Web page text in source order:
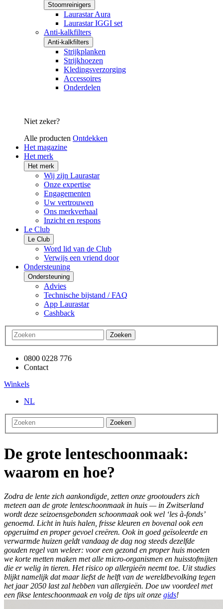
Stoomreinigers
Laurastar Aura
Laurastar IGGI set
Anti-kalkfilters
Anti-kalkfilters
Strijkplanken
Strijkhoezen
Kledingsverzorging
Accessoires
Onderdelen
Niet zeker?
Alle producten Ontdekken
Het magazine
Het merk
Het merk
Wij zijn Laurastar
Onze expertise
Engagementen
Uw vertrouwen
Ons merkverhaal
Inzicht en respons
Le Club
Le Club
Word lid van de Club
Verwijs een vriend door
Ondersteuning
Ondersteuning
Advies
Technische bijstand / FAQ
App Laurastar
Cashback
Zoeken
0800 0228 776
Contact
Winkels
NL
Zoeken
De grote lenteschoonmaak:
waarom en hoe?
Zodra de lente zich aankondigde, zetten onze grootouders zich
meteen aan de grote lenteschoonmaak in huis — in Zwitserland
wordt deze seizoensgebonden schoonmaak ook wel ‘les à-fonds’
genoemd. Licht in huis halen, frisse kleuren en bovenal ook een
opgeruimd en proper gevoel creëren. Ook in goed geïsoleerde en
verwarmde huizen geldt vandaag de dag nog steeds dezelfde
gouden regel van weleer: voor een gezond en proper huis moeten
we korte metten maken met alle micro-organismen en huisstofmijten
die er welig in tieren. Het risico op allergieën neemt toe. Uit studies
blijkt namelijk dat maar liefst de helft van de wereldbevolking tegen
het jaar 2050 last zal hebben van allergieën. Doe uw voordeel met
een fikse lenteschoonmaak en volg de tips uit onze gids!